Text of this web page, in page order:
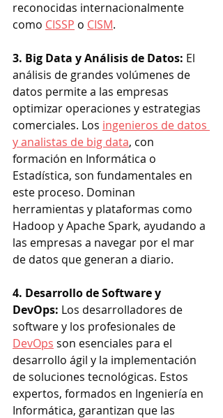
reconocidas internacionalmente
como CISSP o CISM.
3. Big Data y Análisis de Datos: El
análisis de grandes volúmenes de
datos permite a las empresas
optimizar operaciones y estrategias
comerciales. Los ingenieros de datos
y analistas de big data, con
formación en Informática o
Estadística, son fundamentales en
este proceso. Dominan
herramientas y plataformas como
Hadoop y Apache Spark, ayudando a
las empresas a navegar por el mar
de datos que generan a diario.
4. Desarrollo de Software y
DevOps: Los desarrolladores de
software y los profesionales de
DevOps son esenciales para el
desarrollo ágil y la implementación
de soluciones tecnológicas. Estos
expertos, formados en Ingeniería en
Informática, garantizan que las